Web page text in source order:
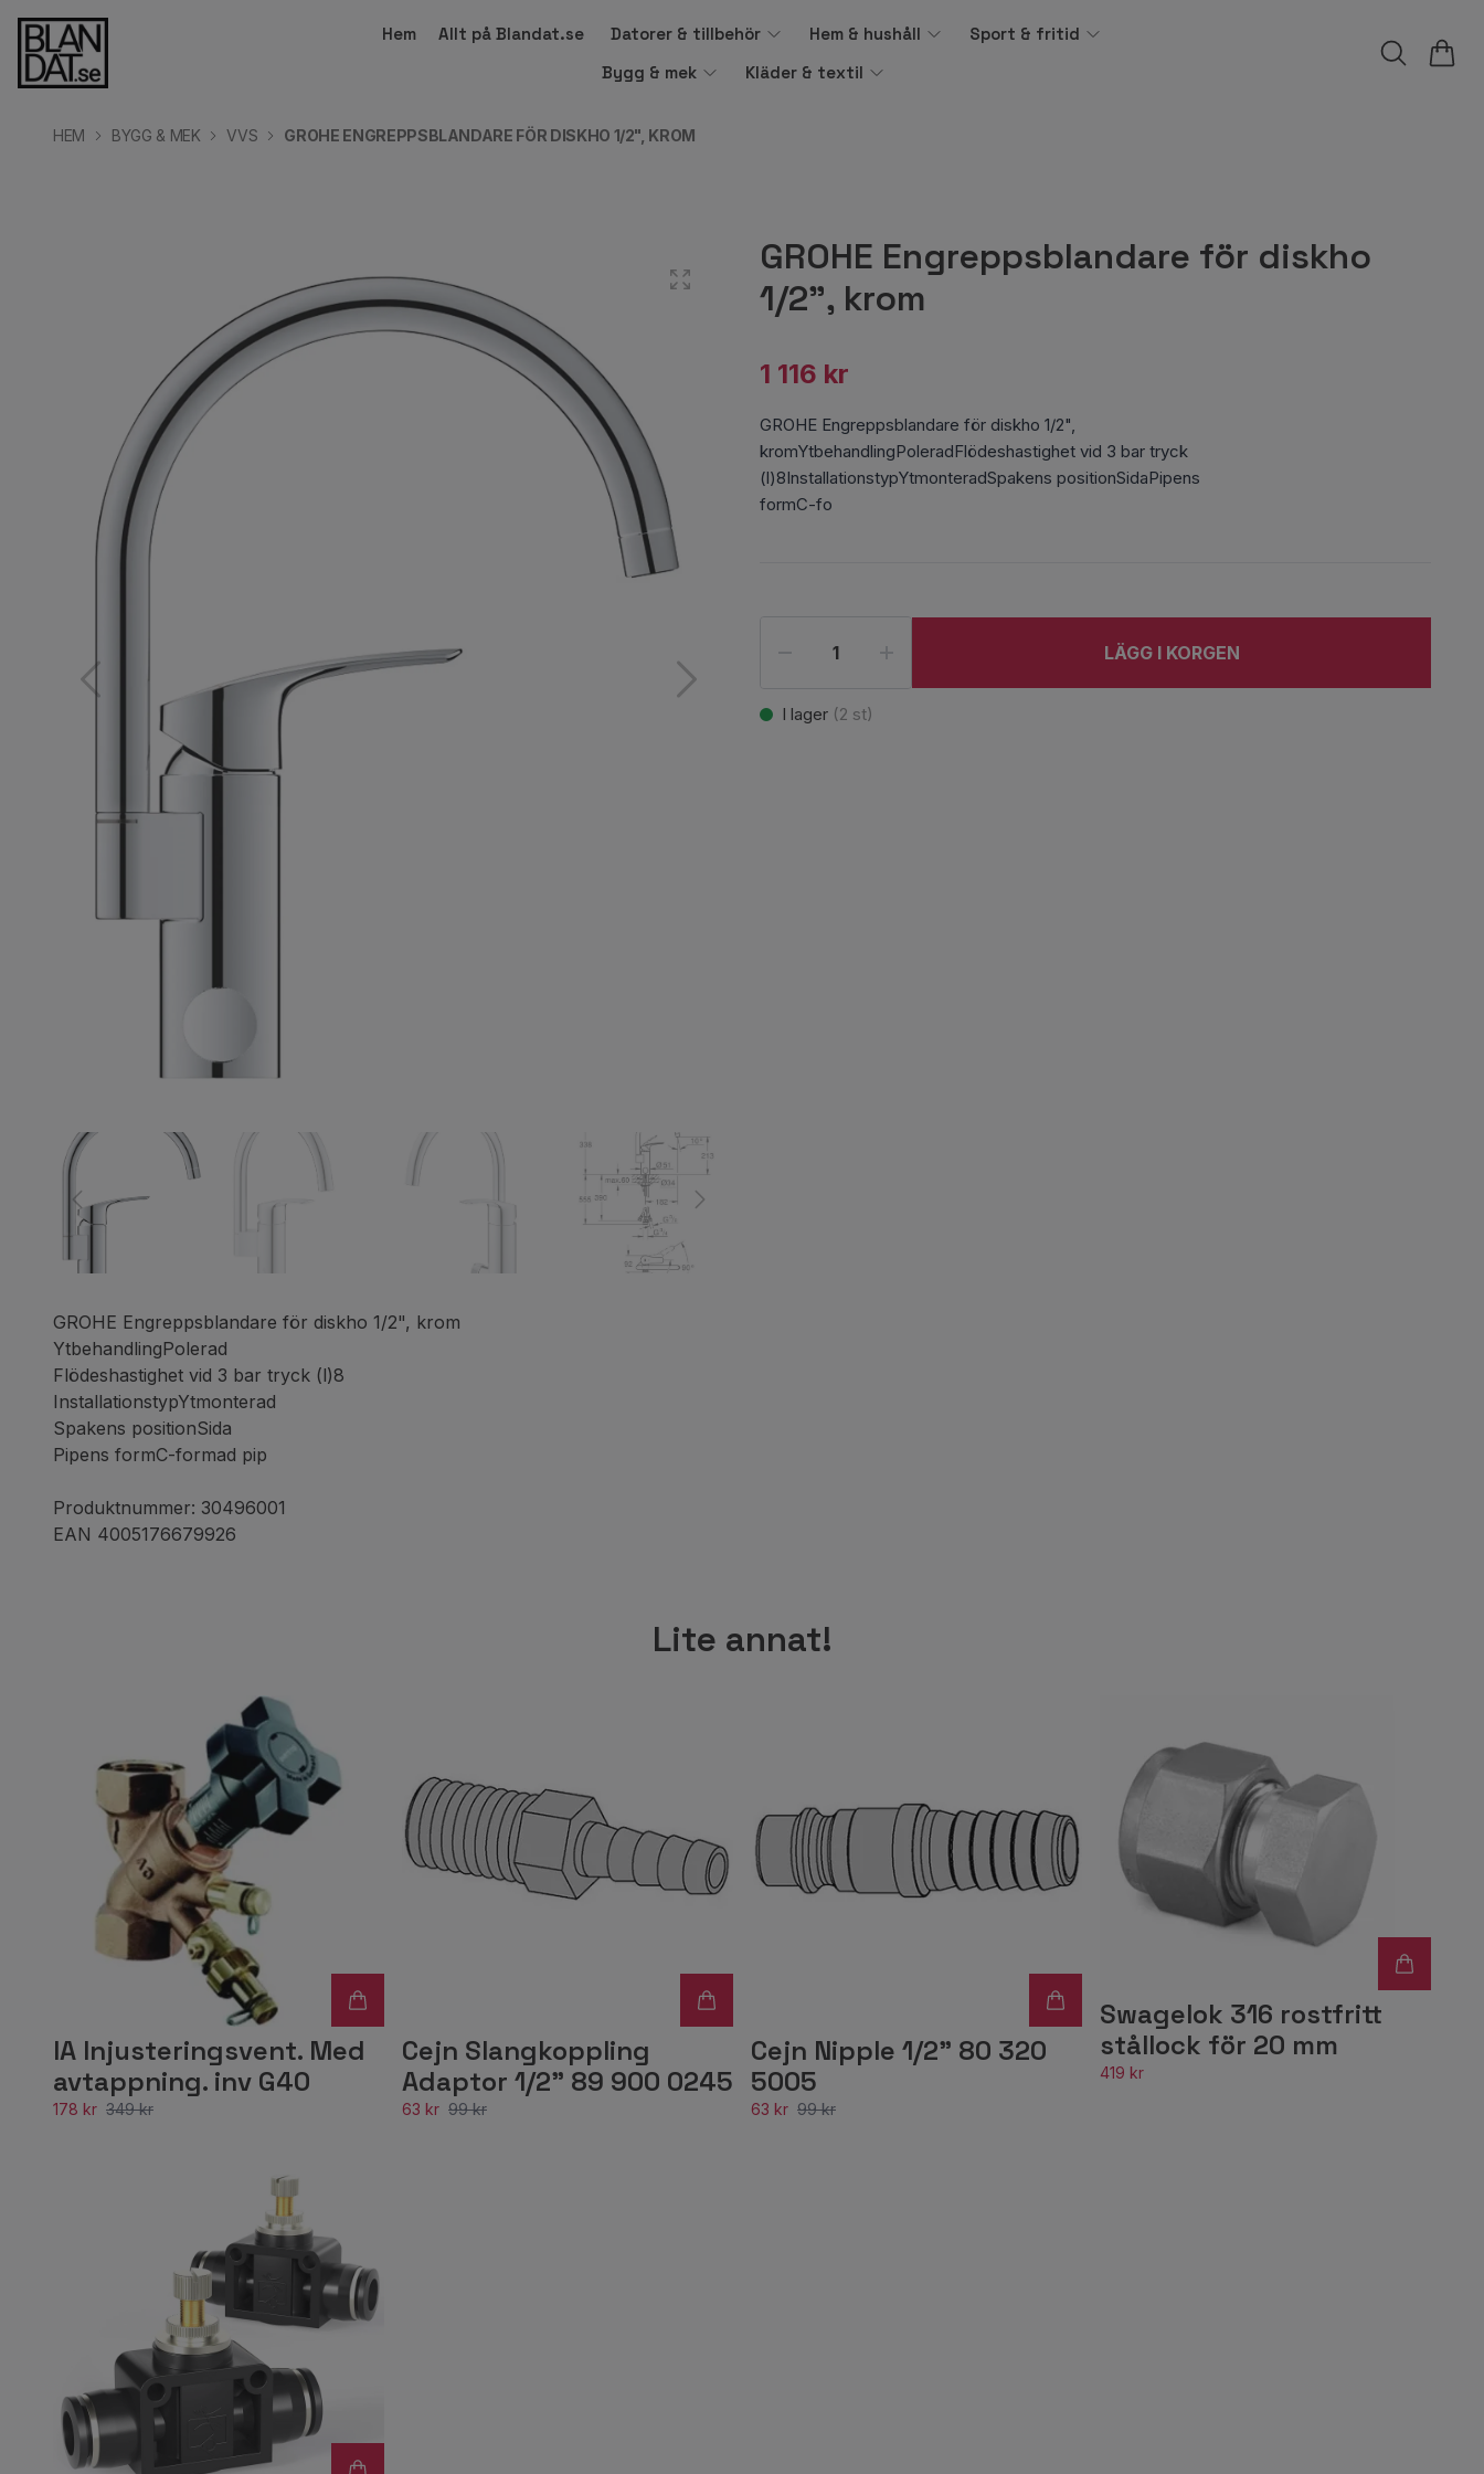
Hem Allt på Blandat.se Datorer & tillbehör Hem & hushåll
Sport & fritid
Bygg & mek
Kläder & textil
HEM BYGG & MEK VVS GROHE ENGREPPSBLANDARE FÖR DISKHO 1/2", KROM
GROHE Engreppsblandare för diskho
1/2", krom
1 116 kr
GROHE Engreppsblandare för diskho 1/2",
kromYtbehandlingPoleradFlödeshastighet vid 3 bar tryck
(l)8InstallationstypYtmonteradSpakens positionSidaPipens
formC-fo
LÄGG I KORGEN
I lager (2 st)
GROHE Engreppsblandare för diskho 1/2", krom
YtbehandlingPolerad
Flödeshastighet vid 3 bar tryck (l)8
InstallationstypYtmonterad
Spakens positionSida
Pipens formC-formad pip
Produktnummer: 30496001
EAN 4005176679926
Lite annat!
IA Injusteringsvent. Med
avtappning. inv G40
178 kr 349 kr
Cejn Slangkoppling
Adaptor 1/2" 89 900 0245
63 kr 99 kr
Cejn Nipple 1/2" 80 320
5005
63 kr 99 kr
Swagelok 316 rostfritt
stållock för 20 mm
419 kr